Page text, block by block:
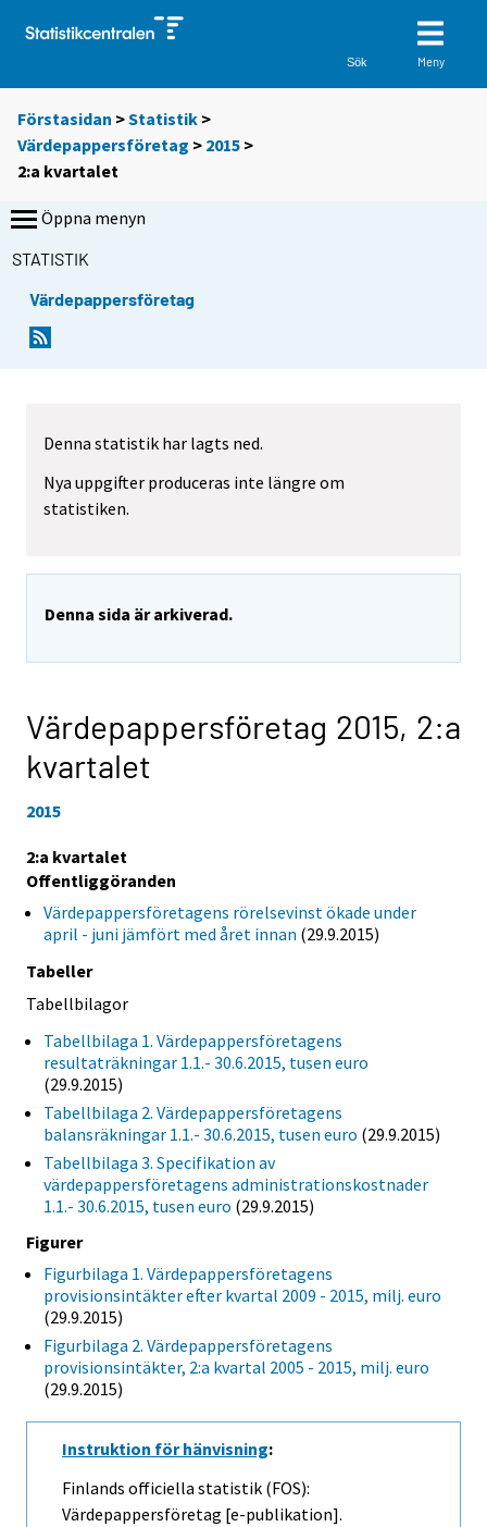
Sök Meny
Förstasidan >Statistik >
Värdepappersföretag > 2015 >
2:a kvartalet
Öppna menyn
STATISTIK
Värdepappersföretag
Denna statistik har lagts ned.
Nya uppgifter produceras inte längre om
statistiken.
Denna sida är arkiverad.
Värdepappersföretag 2015, 2:a
kvartalet
2015
2:a kvartalet
Offentliggöranden
Värdepappersföretagens rörelsevinst ökade under
april - juni jämfört med året innan (29.9.2015)
Tabeller
Tabellbilagor
Tabellbilaga 1. Värdepappersföretagens
resultaträkningar 1.1.- 30.6.2015, tusen euro
(29.9.2015)
Tabellbilaga 2. Värdepappersföretagens
balansräkningar 1.1.- 30.6.2015, tusen euro (29.9.2015)
Tabellbilaga 3. Specifikation av
värdepappersföretagens administrationskostnader
1.1.- 30.6.2015, tusen euro (29.9.2015)
Figurer
Figurbilaga 1. Värdepappersföretagens
provisionsintäkter efter kvartal 2009 - 2015, milj. euro
(29.9.2015)
Figurbilaga 2. Värdepappersföretagens
provisionsintäkter, 2:a kvartal 2005 - 2015, milj. euro
(29.9.2015)
Instruktion för hänvisning:
Finlands officiella statistik (FOS):
Värdepappersföretag [e-publikation].